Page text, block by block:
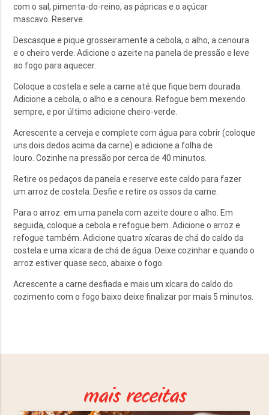
com o sal, pimenta-do-reino, as pápricas e o açúcar
mascavo. Reserve.
Descasque e pique grosseiramente a cebola, o alho, a cenoura
e o cheiro verde. Adicione o azeite na panela de pressão e leve
ao fogo para aquecer.
Coloque a costela e sele a carne até que fique bem dourada.
Adicione a cebola, o alho e a cenoura. Refogue bem mexendo
sempre, e por último adicione cheiro-verde.
Acrescente a cerveja e complete com água para cobrir (coloque
uns dois dedos acima da carne) e adicione a folha de
louro. Cozinhe na pressão por cerca de 40 minutos.
Retire os pedaços da panela e reserve este caldo para fazer
um arroz de costela. Desfie e retire os ossos da carne.
Para o arroz: em uma panela com azeite doure o alho. Em
seguida, coloque a cebola e refogue bem. Adicione o arroz e
refogue também. Adicione quatro xícaras de chá do caldo da
costela e uma xícara de chá de água. Deixe cozinhar e quando o
arroz estiver quase seco, abaixe o fogo.
Acrescente a carne desfiada e mais um xícara do caldo do
cozimento com o fogo baixo deixe finalizar por mais 5 minutos.
mais receitas